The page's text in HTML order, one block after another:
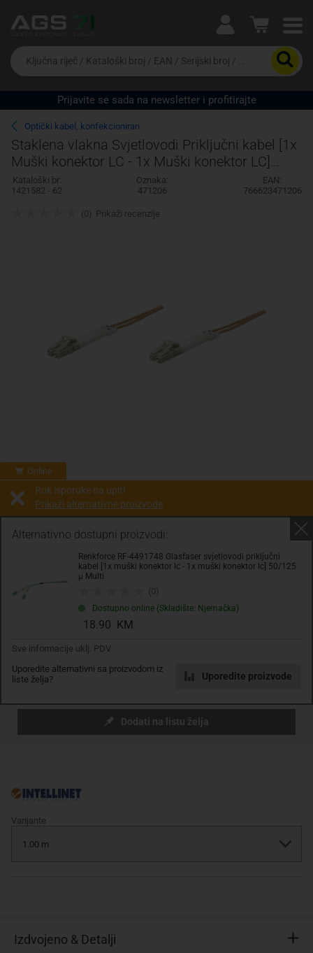
Ova postavka prilagođava asortiman proizvoda i
cijene vašim potrebama.
Da
biste
potražili
proizvod,
unesite
ključnu
riječ,
kataloški
broj,
EAN
ili
Prijavite se sada na newsletter i profitirajte
Optički kabel, konfekcioniran
Staklena vlakna Svjetlovodi Priključni kabel [1x
Muški konektor LC - 1x Muški konektor LC]
62,5/125 µ Multimode OM1 1 m In
Kataloški br:
1421582 - 62
Oznaka:
471206
EAN:
766623471206
Online
Alternativno dostupni proizvodi:
Renkforce RF-4491748 Glasfaser svjetlovodi priključni
kabel [1x muški konektor lc - 1x muški konektor lc] 50/125
µ Multi
(0)
Dostupno online (Skladište: Njemačka)
18.90 KM
Sve informacije uklj. PDV
Uporedite alternativni sa proizvodom iz
liste želja?
Uporedite proizvode
Rok isporuke na upit!
Prikaži alternativne proizvode
Prodaja i slanje od: Architektengruppe S71 d.o.o.
Cijena na upit
0.00 KM
sa PDV
Dodaj u košaricu
Dodati na listu želja
(0) Prikaži recenzije
Varijante
Izdvojeno & Detalji